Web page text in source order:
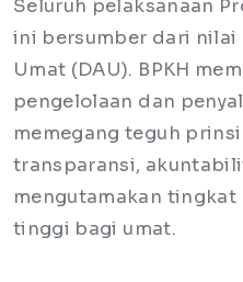
Seluruh pelaksanaan
ini bersumber dari nilai
Umat (DAU). BPKH
pengelolaan dan
memegang teguh
transparansi,
mengutamakan
tinggi bagi umat.